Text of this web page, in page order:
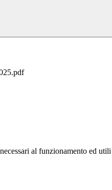
al funzionamento ed